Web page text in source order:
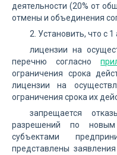
деятельности (20% от
отмены и объединения
2. Установить, что с 1
лицензии на
перечню согласно
ограничения срока
лицензии на
ограничения срока их
запрещается
разрешений по
субъектами
представлены